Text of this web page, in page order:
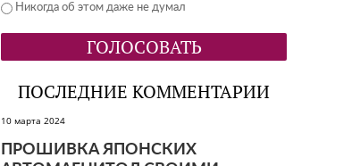
Никогда об этом даже не думал
ПОСЛЕДНИЕ КОММЕНТАРИИ
10 марта 2024
ПРОШИВКА ЯПОНСКИХ